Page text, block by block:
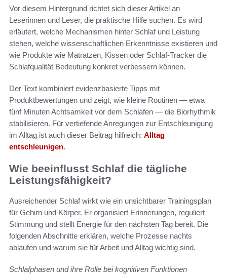
Vor diesem Hintergrund richtet sich dieser Artikel an
Leserinnen und Leser, die praktische Hilfe suchen. Es wird
erläutert, welche Mechanismen hinter Schlaf und Leistung
stehen, welche wissenschaftlichen Erkenntnisse existieren und
wie Produkte wie Matratzen, Kissen oder Schlaf-Tracker die
Schlafqualität Bedeutung konkret verbessern können.
Der Text kombiniert evidenzbasierte Tipps mit
Produktbewertungen und zeigt, wie kleine Routinen — etwa
fünf Minuten Achtsamkeit vor dem Schlafen — die Biorhythmik
stabilisieren. Für vertiefende Anregungen zur Entschleunigung
im Alltag ist auch dieser Beitrag hilfreich: Alltag
entschleunigen.
Wie beeinflusst Schlaf die tägliche
Leistungsfähigkeit?
Ausreichender Schlaf wirkt wie ein unsichtbarer Trainingsplan
für Gehirn und Körper. Er organisiert Erinnerungen, reguliert
Stimmung und stellt Energie für den nächsten Tag bereit. Die
folgenden Abschnitte erklären, welche Prozesse nachts
ablaufen und warum sie für Arbeit und Alltag wichtig sind.
Schlafphasen und ihre Rolle bei kognitiven Funktionen